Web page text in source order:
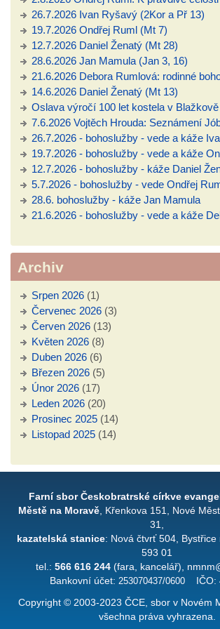
26.7.2026 Ivan Ryšavý (2Kor a Př 13)
19.7.2026 Ondřej Ruml (Mt 7)
12.7.2026 Daniel Ženatý (Mt 28)
28.6.2026 Jan Mamula (Jan 3, 16)
21.6.2026 Debora Rumlová: rodinné
14.6.2026 Daniel Ženatý (Mt 13)
Oslava výročí 100 let kostela v Blažkově
7.6.2026 Vojtěch Hrouda: Seznámení
26.7.2026 - bohoslužby - vede a káže
19.7.2026 - bohoslužby - vede a káže
12.7.2026 - bohoslužby - káže Daniel
5.7.2026 - bohoslužby - vede Ondřej
28.6. bohoslužby - káže Jan Mamula
21.6.2026 - bohoslužby - vede a káže
Archiv
Srpen 2026 (1)
Červenec 2026 (3)
Červen 2026 (13)
Květen 2026 (8)
Duben 2026 (6)
Březen 2026 (5)
Únor 2026 (17)
Leden 2026 (20)
Prosinec 2025 (14)
Listopad 2025 (14)
Farní sbor Českobratrské církve
Městě na Moravě , Křenkova 151, Nové
31,
kazatelská stanice: Nová čtvrť 504, Bystřice
593 01
tel.: 566 616 244(fara, kancelář),
Bankovní účet: 253070437/0600 IČO:
Copyright © 2003-2023 ČCE, sbor v Novém
všechna práva vyhrazena.